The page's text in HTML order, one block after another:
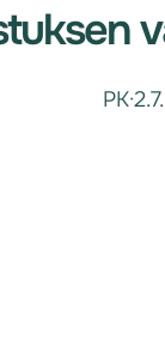
PK·